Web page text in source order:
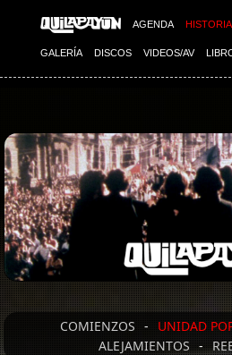
AGENDA HISTORIA
GALERÍA DISCOS VIDEOS/AV
COMIENZOS - UNIDAD
ALEJAMIENTOS -